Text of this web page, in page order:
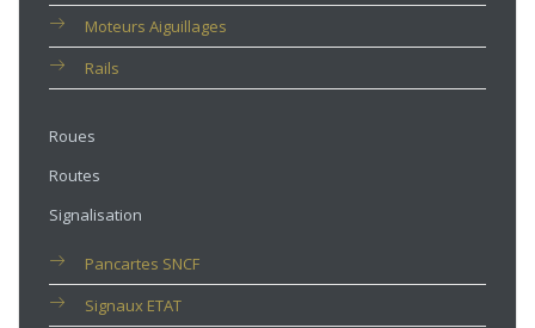
Moteurs Aiguillages
Rails
Roues
Routes
Signalisation
Pancartes SNCF
Signaux ETAT